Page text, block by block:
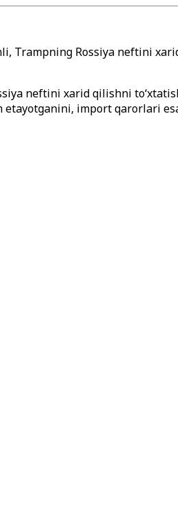
Trampning Rossiya neftini
neftini xarid qilishni
import qarorlari